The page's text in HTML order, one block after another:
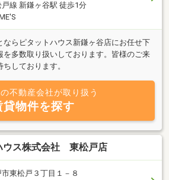
線 新鎌ヶ谷駅 徒歩1分
ならピタットハウス新鎌ヶ谷店にお任せ下
を多数取り扱いしております。皆様のご来
しております。
不動産会社が取り扱う
貸物件を探す
ウス株式会社 東松戸店
東松戸３丁目１－８